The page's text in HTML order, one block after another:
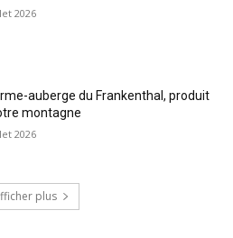
2026
auberge du Frankenthal, produit
montagne
2026
plus